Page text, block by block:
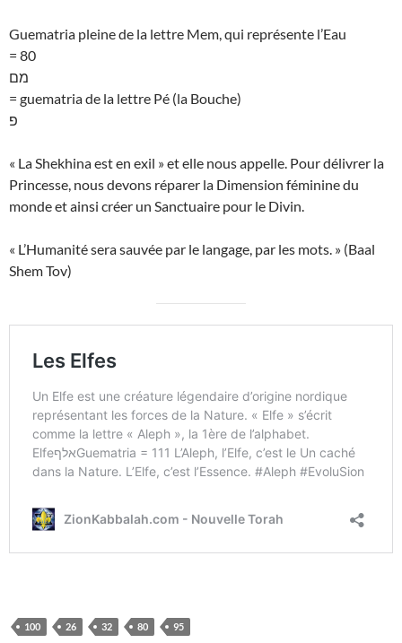
Guematria pleine de la lettre Mem, qui représente l’Eau
= 80
מם
= guematria de la lettre Pé (la Bouche)
פ
« La Shekhina est en exil » et elle nous appelle. Pour délivrer la
Princesse, nous devons réparer la Dimension féminine du
monde et ainsi créer un Sanctuaire pour le Divin.
« L’Humanité sera sauvée par le langage, par les mots. » (Baal
Shem Tov)
100 26 32 80 95